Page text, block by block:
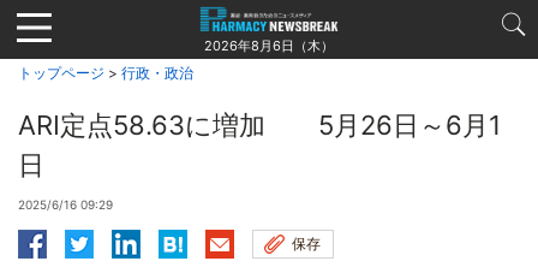
Jump
to
navigation
2026年8月6日（木）
トップページ > 行政・政治
ARI定点58.63に増加 5月26日～6月1
日
2025/6/16 09:29
保存